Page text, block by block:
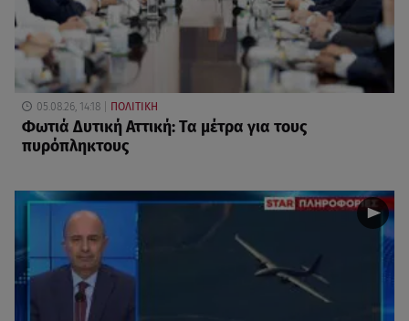
05.08.26, 14:18 ΠΟΛΙΤΙΚΗ
Φωτιά Δυτική Αττική: Τα μέτρα για τους
πυρόπληκτους